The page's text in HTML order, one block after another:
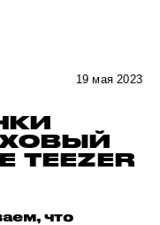
19 мая 2023
TEEZER
что